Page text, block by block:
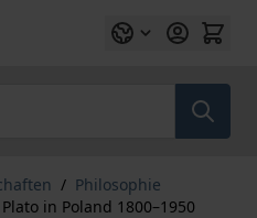
/ Philosophie
Plato in Poland 1800–1950